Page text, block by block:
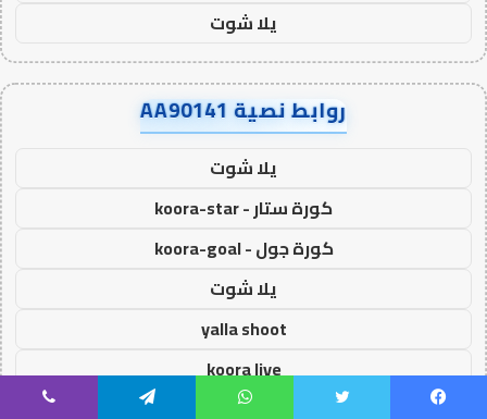
يلا شوت
روابط نصية AA90141
يلا شوت
كورة ستار - koora-star
كورة جول - koora-goal
يلا شوت
yalla shoot
koora live
koora live